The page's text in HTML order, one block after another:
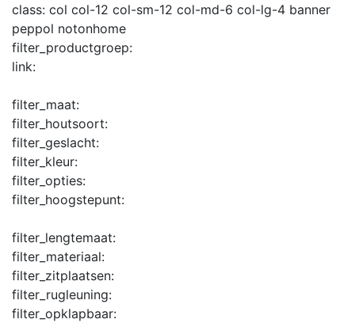
class: col col-12 col-sm-12 col-md-6 col-lg-4 banner
peppol notonhome
filter_productgroep:
link:
filter_maat:
filter_houtsoort:
filter_geslacht:
filter_kleur:
filter_opties:
filter_hoogstepunt:
filter_lengtemaat:
filter_materiaal:
filter_zitplaatsen:
filter_rugleuning:
filter_opklapbaar: